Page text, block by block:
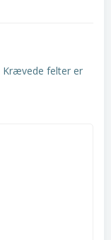
Krævede felter er